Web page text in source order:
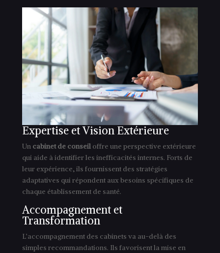
Expertise et Vision Extérieure
Un cabinet de conseiloffre une perspective extérieure
qui aide à identifier les inefficacités internes. Forts de
leur expérience, ils fournissent des stratégies
adaptatives qui répondent aux besoins spécifiques de
chaque établissement de santé.
Accompagnement et
Transformation
L’accompagnement des cabinets va au-delà des
simples recommandations. Ils favorisent la mise en